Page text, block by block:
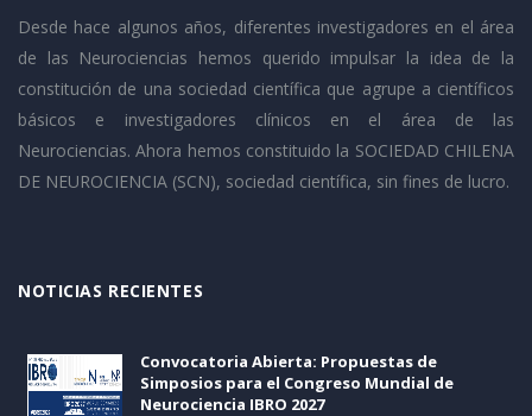
Desde hace algunos años, diferentes investigadores en el área
de las Neurociencias hemos querido impulsar la idea de la
constitución de una sociedad científica que agrupe a científicos
básicos e investigadores clínicos en el área de las
Neurociencias. Ahora hemos constituido la SOCIEDAD CHILENA
DE NEUROCIENCIA (SCN), sociedad científica, sin fines de lucro.
NOTICIAS RECIENTES
Convocatoria Abierta: Propuestas de
Simposios para el Congreso Mundial de
Neurociencia IBRO 2027